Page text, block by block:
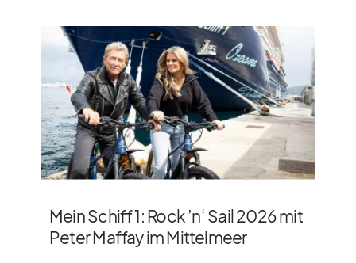
Mein Schiff 1: Rock ’n‘ Sail 2026 mit
Peter Maffay im Mittelmeer